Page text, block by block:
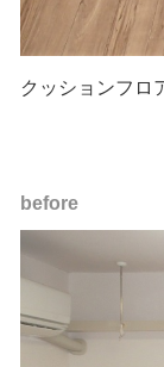
クッションフロ
before